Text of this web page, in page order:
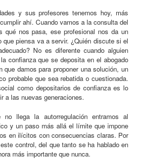
y sus profesores tenemos hoy, más
ahí. Cuando vamos a la consulta del
qué nos pasa, ese profesional nos da un
piensa va a servir. ¿Quién discute si el
No es diferente cuando alguien
confianza que se deposita en el abogado
que damos para proponer una solución, un
probable que sea rebatida o cuestionada.
como depositarios de confianza es lo
a las nuevas generaciones.
no llega la autorregulación entramos al
y un paso más allá el límite que impone
en ilícitos con consecuencias claras. Por
control, del que tanto se ha hablado en
más importante que nunca.